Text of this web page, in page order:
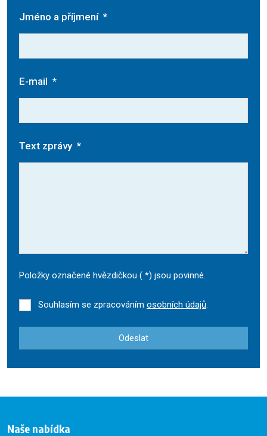
Jméno a příjmení *
E-mail *
Text zprávy *
Položky označené hvězdičkou ( *) jsou povinné.
Souhlasím se zpracováním osobních údajů.
Odeslat
se
Naše nabídka